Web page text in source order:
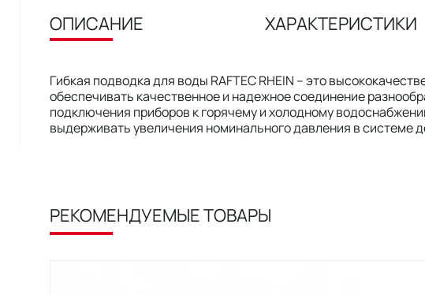
ОПИСАНИЕ ХАРАКТЕРИСТИКИ
Гибкая подводка для воды RAFTEC RHEIN – это
обеспечивать качественное и надежное соединение
подключения приборов к горячему и холодному
выдерживать увеличения номинального давления в системе
РЕКОМЕНДУЕМЫЕ ТОВАРЫ